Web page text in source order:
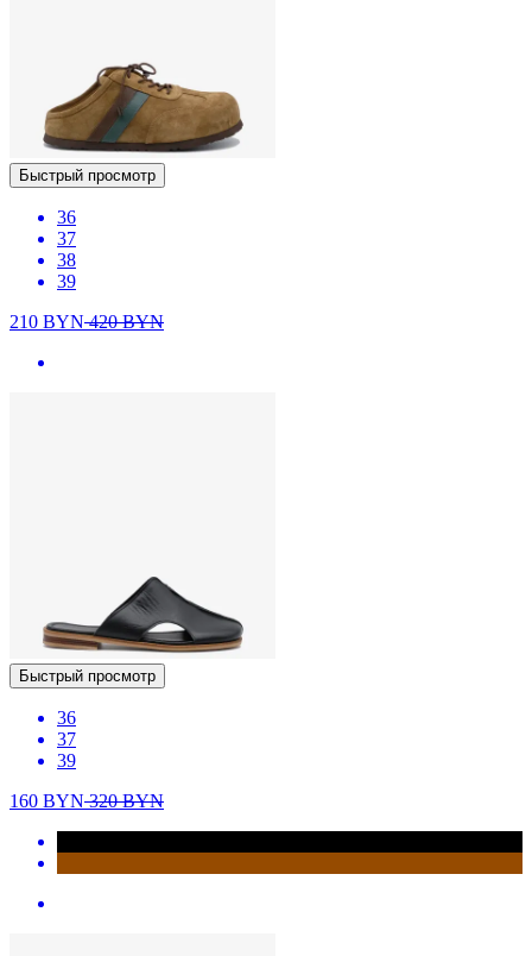
Быстрый просмотр
36
37
38
39
210 BYN420BYN
Быстрый просмотр
36
37
39
160 BYN320BYN